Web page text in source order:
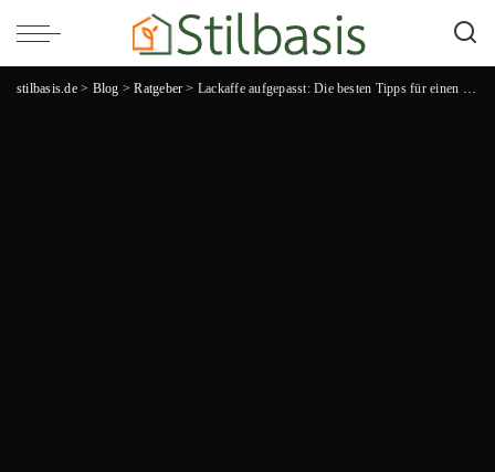
stilbasis.de> Blog >Ratgeber > Lackaffe aufgepasst: Die besten Tipps für einen glanzvollen Autolack